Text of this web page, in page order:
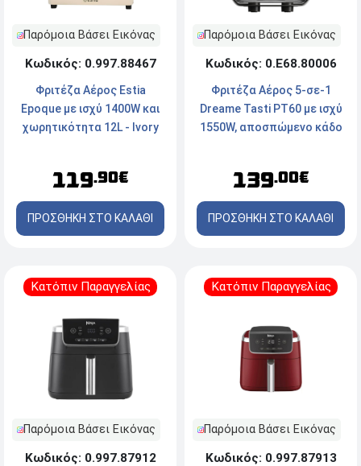
Παρόμοια Βάσει Εικόνας
Κωδικός: 0.997.88467
Φριτέζα Αέρος Estia
Epoque με ισχύ 1400W και
χωρητικότητα 12L - Ivory
119.90€
ΠΡΟΣΘΗΚΗ ΣΤΟ ΚΑΛΑΘΙ
Παρόμοια Βάσει Εικόνας
Κωδικός: 0.Ε68.80006
Φριτέζα Αέρος 5-σε-1
Dreame Tasti PT60 με ισχύ
1550W, αποσπώμενο κάδο
139.00€
ΠΡΟΣΘΗΚΗ ΣΤΟ ΚΑΛΑΘΙ
Κατόπιν Παραγγελίας
Παρόμοια Βάσει Εικόνας
Κωδικός: 0.997.87912
Κατόπιν Παραγγελίας
Παρόμοια Βάσει Εικόνας
Κωδικός: 0.997.87913